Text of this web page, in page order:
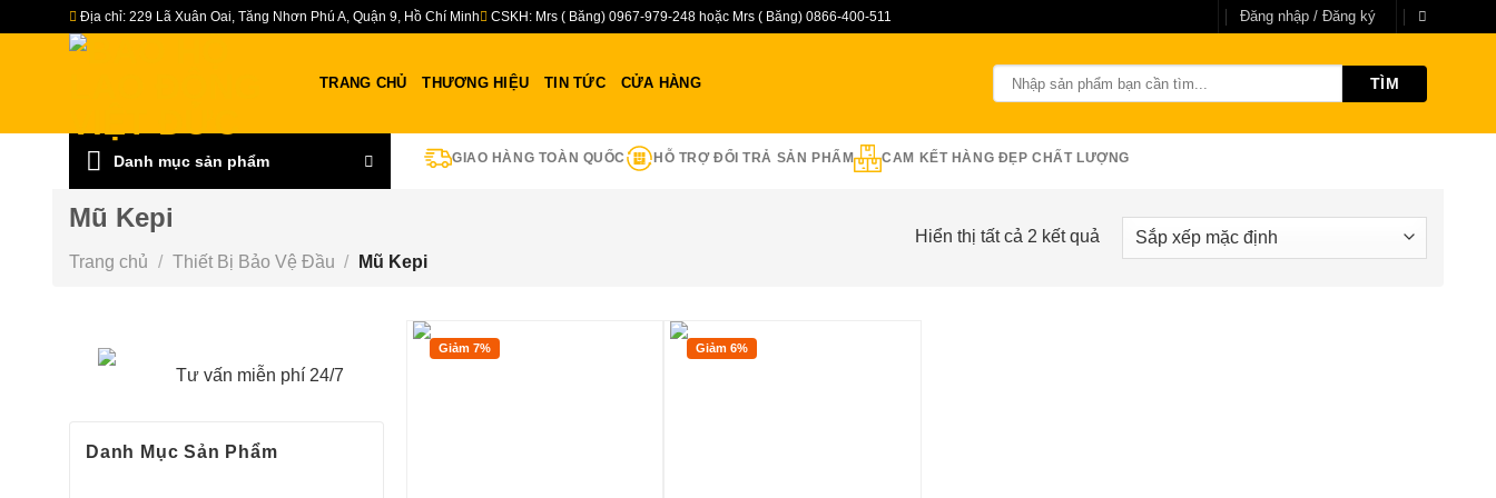
Địa chỉ: 229 Lã Xuân Oai, Tăng Nhơn Phú A, Quận 9, Hồ Chí Minh CSKH: Mrs ( Băng) 0967-979-248 hoặc Mrs ( Băng) 0866-400-511 Đăng nhập / Đăng ký
TRANG CHỦ THƯƠNG HIỆU TIN TỨC CỬA HÀNG
Danh mục sản phẩm GIAO HÀNG TOÀN QUỐC HỖ TRỢ ĐỔI TRẢ SẢN PHẨM CAM KẾT HÀNG ĐẸP CHẤT LƯỢNG
Mũ Kepi
Trang chủ / Thiết Bị Bảo Vệ Đầu / Mũ Kepi
Hiển thị tất cả 2 kết quả
Tư vấn miễn phí 24/7
Danh Mục Sản Phẩm
Giảm 7% Giảm 6%